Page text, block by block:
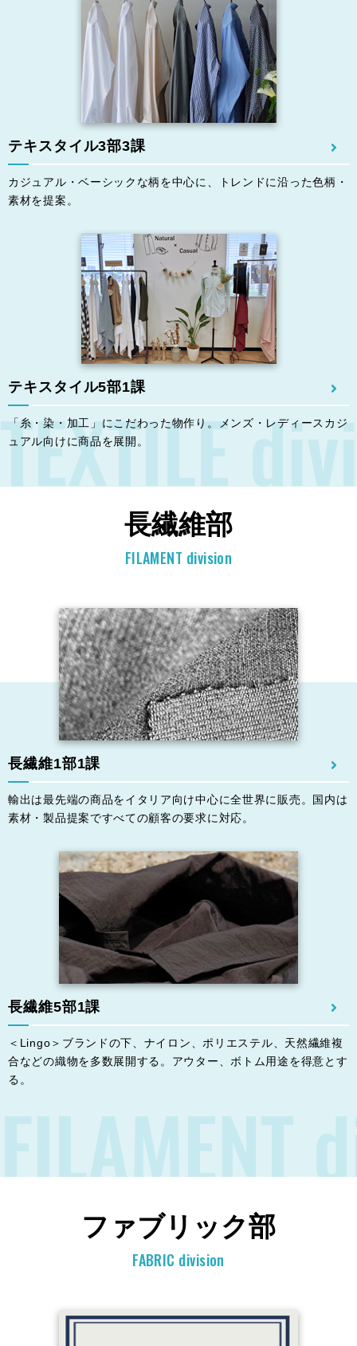
テキスタイル3部3課
カジュアル・ベーシックな柄を中心に、トレンドに沿った色柄・
素材を提案。
テキスタイル5部1課
「⽷・染・加⼯」にこだわった物作り。メンズ・レディースカジ
ュアル向けに商品を展開。
TEXTILE
長繊維部
FILAMENT division
⻑繊維1部1課
輸出は最先端の商品をイタリア向け中⼼に全世界に販売。国内は
素材・製品提案ですべての顧客の要求に対応。
⻑繊維5部1課
＜Lingo＞ブランドの下、ナイロン、ポリエステル、天然繊維複
合などの織物を多数展開する。アウター、ボトム⽤途を得意とす
る。
FILAMENT
ファブリック部
FABRIC division